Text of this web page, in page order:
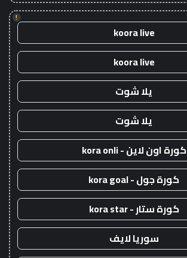
!
koora live
koora live
يلا شوت
يلا شوت
كورة اون لاين - kora onli
كورة جول - kora goal
كورة ستار - kora star
سوريا لايف